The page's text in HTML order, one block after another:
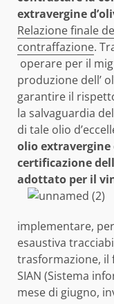
extravergine
Relazione finale
contraffazione.
operare per il
produzione dell’
garantire il
la salvaguardia
di tale olio
olio
certificazione
adottato per il
implementare,
esaustiva
trasformazione, il
SIAN (Sistema
mese di giugno,